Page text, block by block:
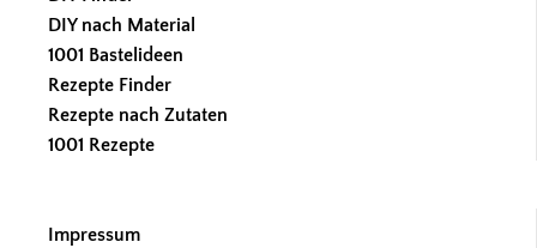
DIY nach Material
1001 Bastelideen
Rezepte Finder
Rezepte nach Zutaten
1001 Rezepte
Impressum